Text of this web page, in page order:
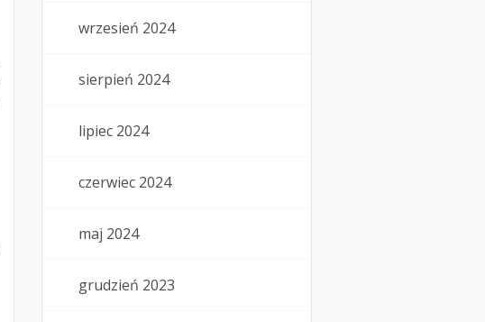
wrzesień 2024
sierpień 2024
lipiec 2024
czerwiec 2024
maj 2024
grudzień 2023